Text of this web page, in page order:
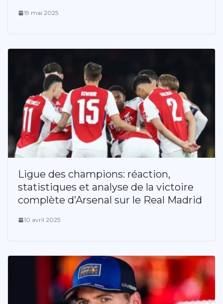
19 mai 2025
Ligue des champions: réaction,
statistiques et analyse de la victoire
complète d’Arsenal sur le Real Madrid
10 avril 2025